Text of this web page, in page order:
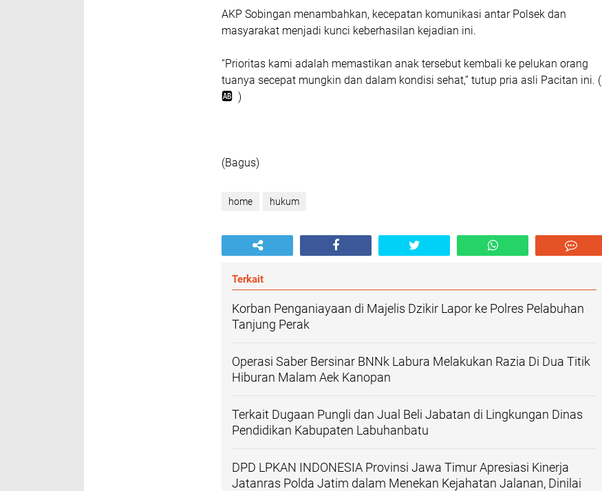
AKP Sobingan menambahkan, kecepatan komunikasi antar Polsek dan
masyarakat menjadi kunci keberhasilan kejadian ini.
“Prioritas kami adalah memastikan anak tersebut kembali ke pelukan orang
tuanya secepat mungkin dan dalam kondisi sehat,” tutup pria asli Pacitan ini. (
🆎 )
(Bagus)
home hukum
Terkait
Korban Penganiayaan di Majelis Dzikir Lapor ke Polres Pelabuhan
Tanjung Perak
Operasi Saber Bersinar BNNk Labura Melakukan Razia Di Dua Titik
Hiburan Malam Aek Kanopan
Terkait Dugaan Pungli dan Jual Beli Jabatan di Lingkungan Dinas
Pendidikan Kabupaten Labuhanbatu
DPD LPKAN INDONESIA Provinsi Jawa Timur Apresiasi Kinerja
Jatanras Polda Jatim dalam Menekan Kejahatan Jalanan, Dinilai